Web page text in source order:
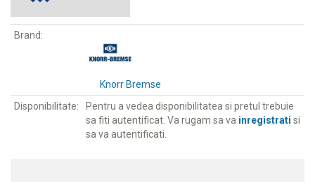
Brand:
Knorr Bremse
Disponibilitate:
Pentru a vedea disponibilitatea si pretul trebuie
sa fiti autentificat. Va rugam sa va inregistrati si
sa va autentificati.